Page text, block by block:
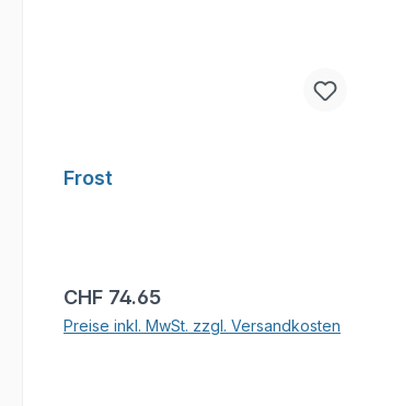
Frost
Regulärer Preis:
CHF 74.65
Preise inkl. MwSt. zzgl. Versandkosten